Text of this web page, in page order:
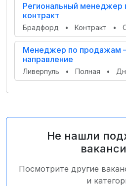
Региональный
контракт
Брадфорд • Контракт •
Менеджер по продажам
направление
Ливерпуль • Полная •
Не нашли
Посмотрите другие
и